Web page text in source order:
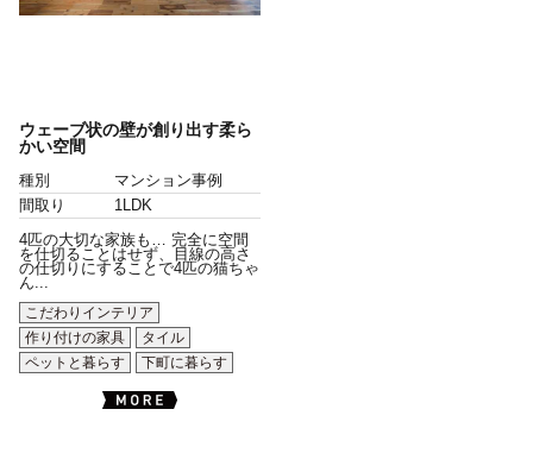
ウェーブ状の壁が創り出す柔ら
かい空間
種別
マンション事例
間取り
1LDK
4匹の大切な家族も… 完全に空間
を仕切ることはせず、目線の高さ
の仕切りにすることで4匹の猫ちゃ
ん...
こだわりインテリア
作り付けの家具
タイル
ペットと暮らす
下町に暮らす